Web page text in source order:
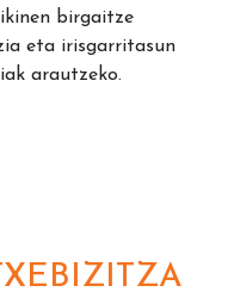
birgaitze
eta irisgarritasun
arautzeko.